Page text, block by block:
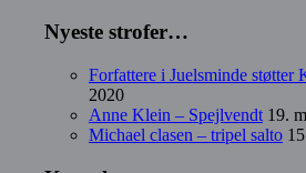
Nyeste strofer…
Forfattere i Juelsminde støtter
2020
Anne Klein – Spejlvendt 19.
Michael clasen – tripel salto